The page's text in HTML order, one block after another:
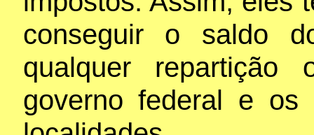
conseguir o saldo
qualquer
governo federal e